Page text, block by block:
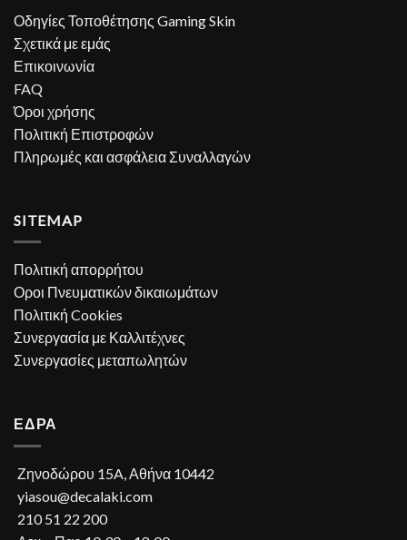
Οδηγίες Τοποθέτησης Gaming Skin
Σχετικά με εμάς
Επικοινωνία
FAQ
Όροι χρήσης
Πολιτική Επιστροφών
Πληρωμές και ασφάλεια Συναλλαγών
SITEMAP
Πολιτική απορρήτου
Οροι Πνευματικών δικαιωμάτων
Πολιτική Cookies
Συνεργασία με Καλλιτέχνες
Συνεργασίες μεταπωλητών
ΕΔΡΑ
Ζηνοδώρου 15A, Αθήνα 10442
yiasou@decalaki.com
210 51 22 200